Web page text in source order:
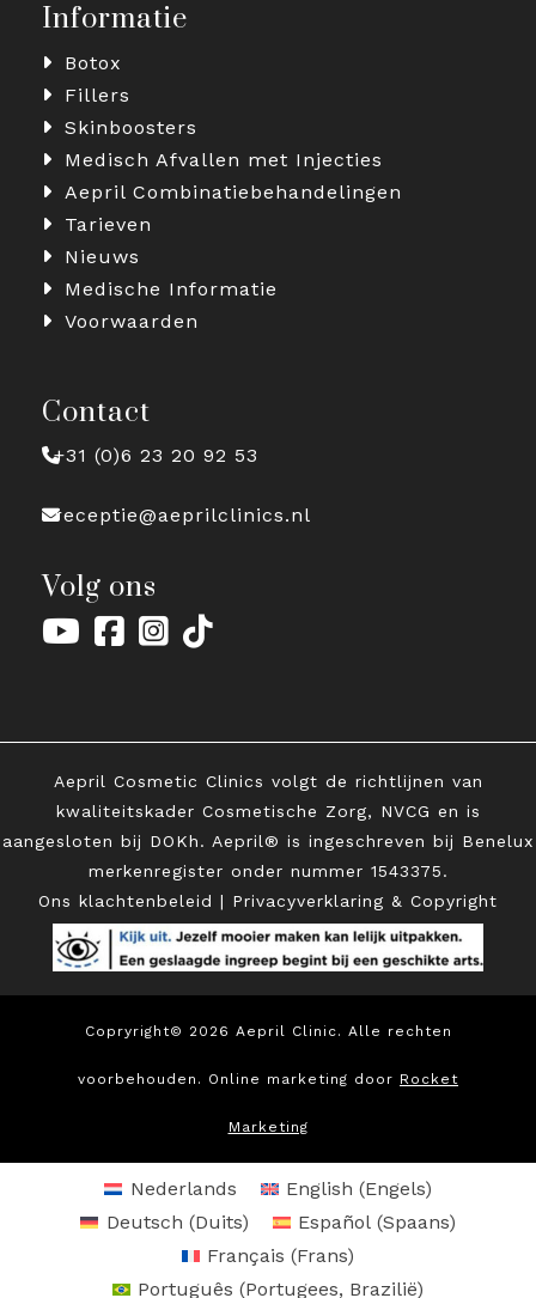
Informatie
Botox
Fillers
Skinboosters
Medisch Afvallen met Injecties
Aepril Combinatiebehandelingen
Tarieven
Nieuws
Medische Informatie
Voorwaarden
Contact
+31 (0)6 23 20 92 53
receptie@aeprilclinics.nl
Volg ons
Aepril Cosmetic Clinics volgt de richtlijnen van
kwaliteitskader Cosmetische Zorg, NVCG en is
aangesloten bij DOKh. Aepril® is ingeschreven bij Benelux
merkenregister onder nummer 1543375.
Ons klachtenbeleid | Privacyverklaring & Copyright
Copryright© 2026 Aepril Clinic. Alle rechten
voorbehouden. Online marketing door Rocket
Marketing
Nederlands English (Engels)
Deutsch (Duits) Español(Spaans)
Français (Frans)
Português (Portugees, Brazilië)